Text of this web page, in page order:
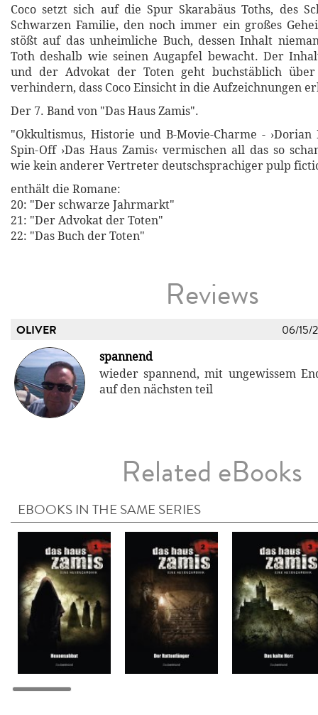
Coco setzt sich auf die Spur Skarabäus Toths, des
Schwarzen Familie, den noch immer ein großes
stößt auf das unheimliche Buch, dessen Inhalt
Toth deshalb wie seinen Augapfel bewacht. Der
und der Advokat der Toten geht buchstäblich
verhindern, dass Coco Einsicht in die Aufzeichnungen
Der 7. Band von "Das Haus Zamis".
"Okkultismus, Historie und B-Movie-Charme -
Spin-Off ›Das Haus Zamis‹ vermischen all das so
wie kein anderer Vertreter deutschsprachiger pulp
enthält die Romane:
20: "Der schwarze Jahrmarkt"
21: "Der Advokat der Toten"
22: "Das Buch der Toten"
Reviews
OLIVER 06/15/
spannend
wieder spannend, mit ungewissem
auf den nächsten teil
Related eBooks
EBOOKS IN THE SAME SERIES